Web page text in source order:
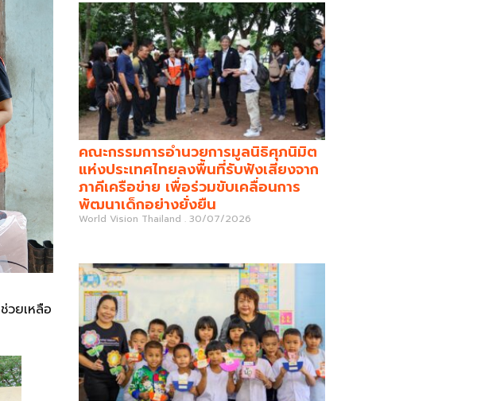
วยเหลือ
คณะกรรมการอำนวยการมูลนิธิศุภนิมิต
แห่งประเทศไทยลงพื้นที่รับฟังเสียงจาก
ภาคีเครือข่าย เพื่อร่วมขับเคลื่อนการ
พัฒนาเด็กอย่างยั่งยืน
World Vision Thailand 30/07/2026